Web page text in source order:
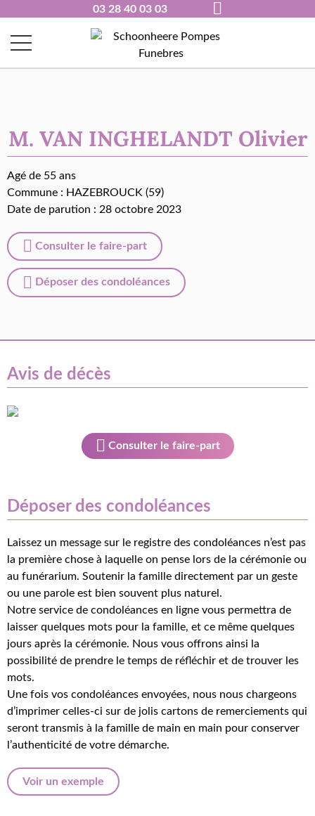
03 28 40 03 03
M. VAN INGHELANDT Olivier
Agé de 55 ans
Commune : HAZEBROUCK (59)
Date de parution : 28 octobre 2023
Consulter le faire-part
Déposer des condoléances
Avis de décès
Consulter le faire-part
Déposer des condoléances
Laissez un message sur le registre des condoléances n’est pas
la première chose à laquelle on pense lors de la cérémonie ou
au funérarium. Soutenir la famille directement par un geste
ou une parole est bien souvent plus naturel.
Notre service de condoléances en ligne vous permettra de
laisser quelques mots pour la famille, et ce même quelques
jours après la cérémonie. Nous vous offrons ainsi la
possibilité de prendre le temps de réfléchir et de trouver les
mots.
Une fois vos condoléances envoyées, nous nous chargeons
d’imprimer celles-ci sur de jolis cartons de remerciements qui
seront transmis à la famille de main en main pour conserver
l’authenticité de votre démarche.
Voir un exemple